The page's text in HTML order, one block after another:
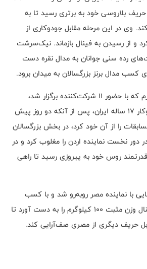
حریف بلاروسی خود به برتری رسید تا به
وی در این مرحله مقابل جودوکاری از
و از رسیدن به فینال بازماند. نیک‌سرشت
رده سنی جوانان به مدال نقره دست
کسب مدال برنز بزرگسالان به میدان برود.
در وزن مثبت ۱۰۰ کیلوگرم که با حضور ۱۱ شرکت‌کننده برگزار شد،
محمدپوریا بنائیان، جودوکار ۱۷ ساله ایران، پس از آنکه دو روز پیش
را از آن خود کرد، در بخش بزرگسالان
نخست نماینده اردن را مغلوب کرد و در
روس خود به پیروزی رسید تا راهی
با نماینده مصر روبه‌رو شد و با کسب
برتری، جواز حضور در فینال وزن مثبت ۱۰۰ کیلوگرم را به دست آورد تا
حریف دیگری از مصری صف‌آرایی کند.